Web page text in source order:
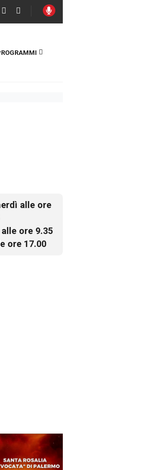
alle ore
ore 9.35
ore 17.00